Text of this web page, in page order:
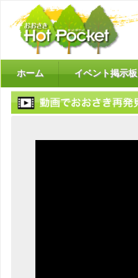
ホーム イベント掲示板